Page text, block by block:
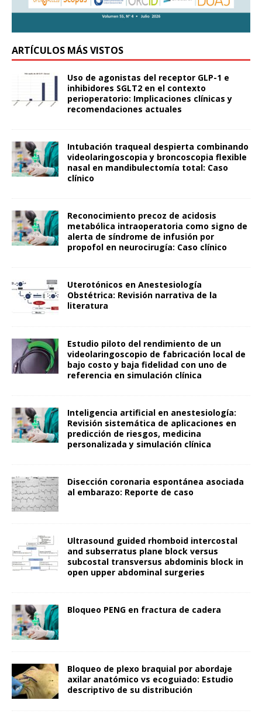
ARTÍCULOS MÁS VISTOS
Uso de agonistas del receptor GLP-1 e
inhibidores SGLT2 en el contexto
perioperatorio: Implicaciones clínicas y
recomendaciones actuales
Intubación traqueal despierta combinando
videolaringoscopia y broncoscopia flexible
nasal en mandibulectomía total: Caso
clínico
Reconocimiento precoz de acidosis
metabólica intraoperatoria como signo de
alerta de síndrome de infusión por
propofol en neurocirugía: Caso clínico
Uterotónicos en Anestesiología
Obstétrica: Revisión narrativa de la
literatura
Estudio piloto del rendimiento de un
videolaringoscopio de fabricación local de
bajo costo y baja fidelidad con uno de
referencia en simulación clínica
Inteligencia artificial en anestesiología:
Revisión sistemática de aplicaciones en
predicción de riesgos, medicina
personalizada y simulación clínica
Disección coronaria espontánea asociada
al embarazo: Reporte de caso
Ultrasound guided rhomboid intercostal
and subserratus plane block versus
subcostal transversus abdominis block in
open upper abdominal surgeries
Bloqueo PENG en fractura de cadera
Bloqueo de plexo braquial por abordaje
axilar anatómico vs ecoguiado: Estudio
descriptivo de su distribución